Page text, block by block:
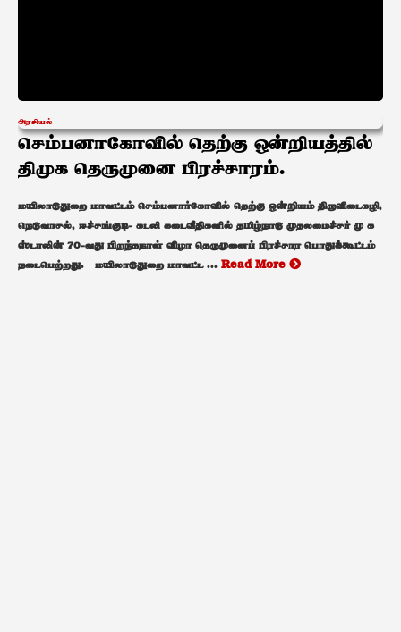
அரசியல்
செம்பனாகோவில் தெற்கு ஒன்றியத்தில்
திமுக தெருமுனை பிரச்சாரம்.
மயிலாடுதுறை மாவட்டம் செம்பனார்கோவில் தெற்கு ஒன்றியம் திருவிடைகழி,
நெடுவாசல், ஈச்சங்குடி- கடலி கடைவீதிகளில் தமிழ்நாடு முதலமைச்சர் மு க
ஸ்டாலின் 70-வது பிறந்தநாள் விழா தெருமுனைப் பிரச்சார பொதுக்கூட்டம்
நடைபெற்றது. மயிலாடுதுறை மாவட்ட ... Read More